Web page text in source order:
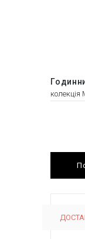
колекція